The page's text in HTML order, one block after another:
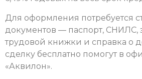
Для оформления потребуется
документов — паспорт, СНИЛС,
трудовой книжки и справка о
сделку бесплатно помогут в
«Аквилон».